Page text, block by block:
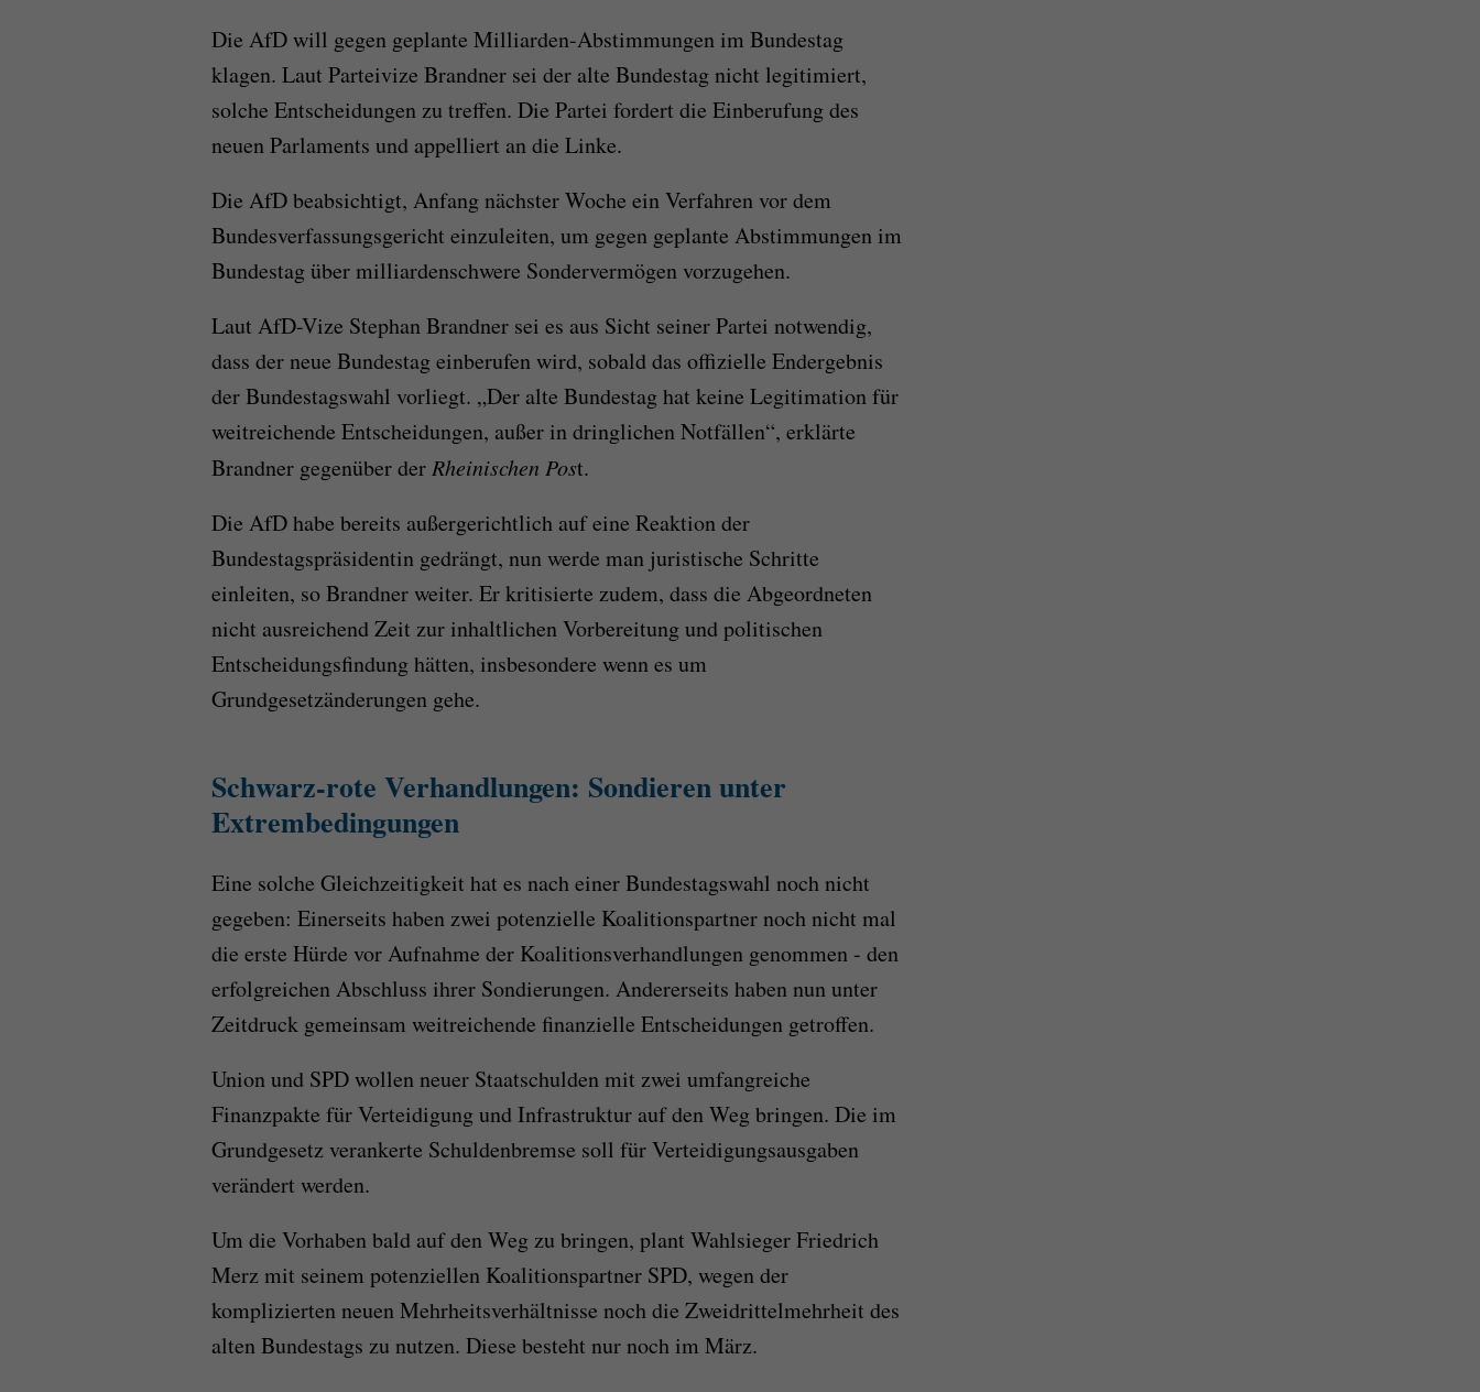
Die AfD will gegen geplante Milliarden-Abstimmungen im Bundestag
klagen. Laut Parteivize Brandner sei der alte Bundestag nicht legitimiert,
solche Entscheidungen zu treffen. Die Partei fordert die Einberufung des
neuen Parlaments und appelliert an die Linke.
Die AfD beabsichtigt, Anfang nächster Woche ein Verfahren vor dem
Bundesverfassungsgericht einzuleiten, um gegen geplante Abstimmungen im
Bundestag über milliardenschwere Sondervermögen vorzugehen.
Laut AfD-Vize Stephan Brandner sei es aus Sicht seiner Partei notwendig,
dass der neue Bundestag einberufen wird, sobald das offizielle Endergebnis
der Bundestagswahl vorliegt. „Der alte Bundestag hat keine Legitimation für
weitreichende Entscheidungen, außer in dringlichen Notfällen“, erklärte
Brandner gegenüber der Rheinischen Post.
Die AfD habe bereits außergerichtlich auf eine Reaktion der
Bundestagspräsidentin gedrängt, nun werde man juristische Schritte
einleiten, so Brandner weiter. Er kritisierte zudem, dass die Abgeordneten
nicht ausreichend Zeit zur inhaltlichen Vorbereitung und politischen
Entscheidungsfindung hätten, insbesondere wenn es um
Grundgesetzänderungen gehe.
Schwarz-rote Verhandlungen: Sondieren unter
Extrembedingungen
Eine solche Gleichzeitigkeit hat es nach einer Bundestagswahl noch nicht
gegeben: Einerseits haben zwei potenzielle Koalitionspartner noch nicht mal
die erste Hürde vor Aufnahme der Koalitionsverhandlungen genommen - den
erfolgreichen Abschluss ihrer Sondierungen. Andererseits haben nun unter
Zeitdruck gemeinsam weitreichende finanzielle Entscheidungen getroffen.
Union und SPD wollen neuer Staatschulden mit zwei umfangreiche
Finanzpakte für Verteidigung und Infrastruktur auf den Weg bringen. Die im
Grundgesetz verankerte Schuldenbremse soll für Verteidigungsausgaben
verändert werden.
Um die Vorhaben bald auf den Weg zu bringen, plant Wahlsieger Friedrich
Merz mit seinem potenziellen Koalitionspartner SPD, wegen der
komplizierten neuen Mehrheitsverhältnisse noch die Zweidrittelmehrheit des
alten Bundestags zu nutzen. Diese besteht nur noch im März.